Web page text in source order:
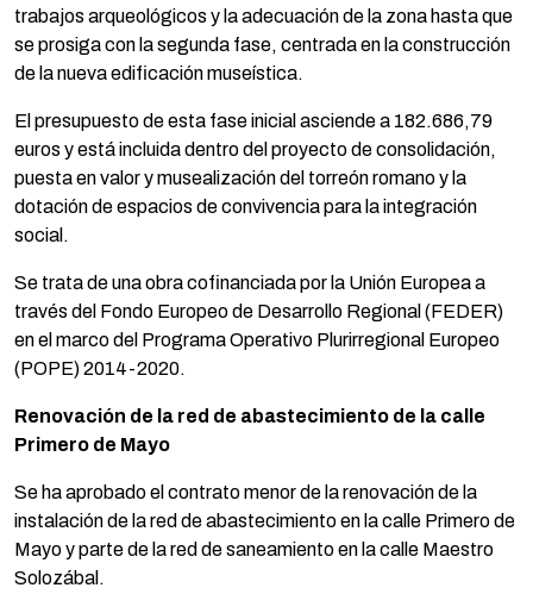
trabajos arqueológicos y la adecuación de la zona hasta que
se prosiga con la segunda fase, centrada en la construcción
de la nueva edificación museística.
El presupuesto de esta fase inicial asciende a 182.686,79
euros y está incluida dentro del proyecto de consolidación,
puesta en valor y musealización del torreón romano y la
dotación de espacios de convivencia para la integración
social.
Se trata de una obra cofinanciada por la Unión Europea a
través del Fondo Europeo de Desarrollo Regional (FEDER)
en el marco del Programa Operativo Plurirregional Europeo
(POPE) 2014-2020.
Renovación de la red de abastecimiento de la calle
Primero de Mayo
Se ha aprobado el contrato menor de la renovación de la
instalación de la red de abastecimiento en la calle Primero de
Mayo y parte de la red de saneamiento en la calle Maestro
Solozábal.